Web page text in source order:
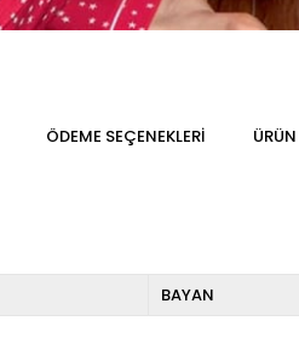
ÖDEME SEÇENEKLERI
BAYAN